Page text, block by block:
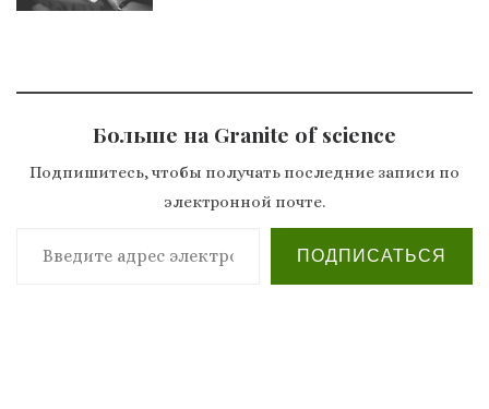
Больше на Granite of science
Подпишитесь, чтобы получать последние записи по
электронной почте.
Введите адрес электронной почты…
ПОДПИСАТЬСЯ